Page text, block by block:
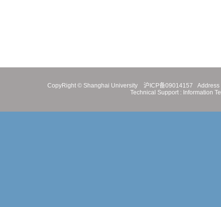
CopyRight © Shanghai University 沪ICP备09014157
Address
Technical Support : Information